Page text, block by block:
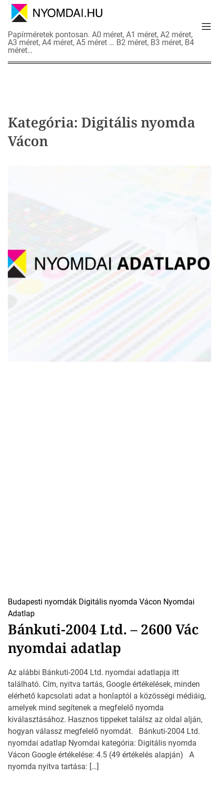
N
y
o
m
d
a
Papírméretek pontosan. A0 méret, A1 méret, A2 méret,
A3 méret, A4 méret, A5 méret … B2 méret, B3 méret, B4
méret…
M
Kategória: Digitális nyomda
Vácon
Budapesti nyomdák Digitális nyomda Vácon Nyomdai
Adatlap
Bánkuti-2004 Ltd. – 2600 Vác
nyomdai adatlap
Az alábbi Bánkuti-2004 Ltd. nyomdai adatlapja itt
található. Cím, nyitva tartás, Google értékelések, minden
elérhető kapcsolati adat a honlaptól a közösségi médiáig,
amelyek mind segítenek a megfelelő nyomda
kiválasztásához. Hasznos tippeket találsz az oldal alján,
hogyan válassz megfelelő nyomdát. Bánkuti-2004 Ltd.
nyomdai adatlap Nyomdai kategória: Digitális nyomda
Vácon Google értékelése: 4.5 (49 értékelés alapján) A
nyomda nyitva tartása: […]